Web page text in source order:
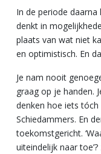
In de periode
denkt in
plaats van wat niet
en optimistisch. En
Je nam nooit
graag op je handen.
denken hoe iets
Schiedammers. En
toekomstgericht.
uiteindelijk naar